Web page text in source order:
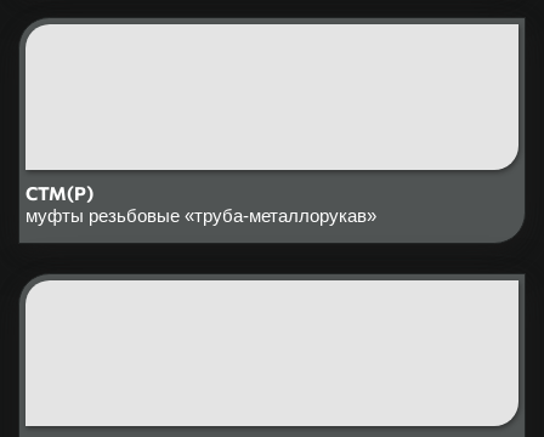
СТМ(Р)
муфты резьбовые «труба-металлорукав»